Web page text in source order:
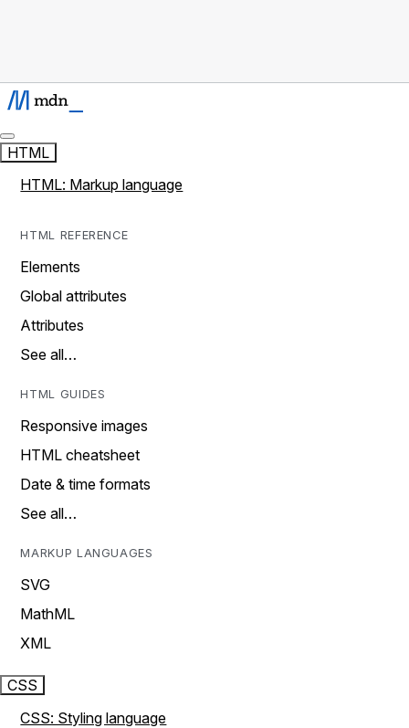
HTML
HTML: Markup language
HTML REFERENCE
Elements
Global attributes
Attributes
See all…
HTML GUIDES
Responsive images
HTML cheatsheet
Date & time formats
See all…
MARKUP LANGUAGES
SVG
MathML
XML
CSS
CSS: Styling language